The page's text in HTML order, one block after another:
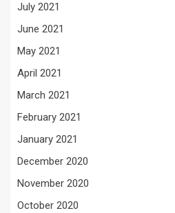
July 2021
June 2021
May 2021
April 2021
March 2021
February 2021
January 2021
December 2020
November 2020
October 2020